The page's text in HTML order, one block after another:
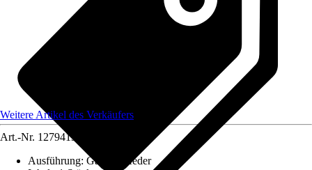
Weitere Artikel des Verkäufers
Art.-Nr. 12794139
Ausführung: Gasdruckfeder